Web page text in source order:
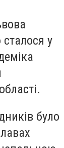
сталося у
було